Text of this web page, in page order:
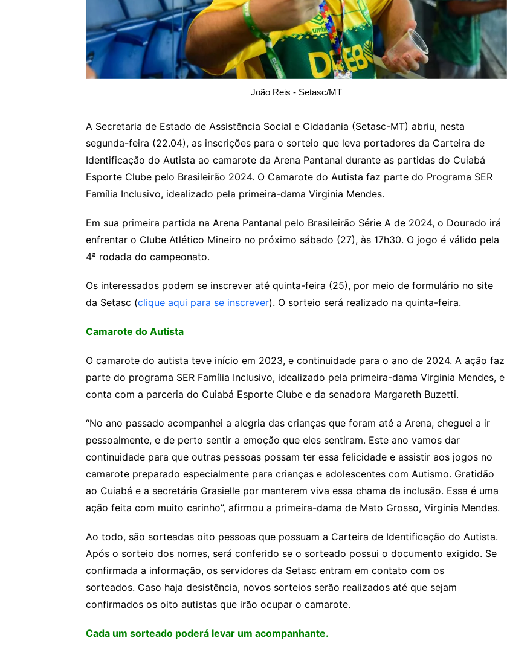
João Reis - Setasc/MT
A Secretaria de Estado de Assistência Social e Cidadania (Setasc-MT) abriu, nesta
segunda-feira (22.04), as inscrições para o sorteio que leva portadores da Carteira de
Identificação do Autista ao camarote da Arena Pantanal durante as partidas do Cuiabá
Esporte Clube pelo Brasileirão 2024. O Camarote do Autista faz parte do Programa SER
Família Inclusivo, idealizado pela primeira-dama Virginia Mendes.
Em sua primeira partida na Arena Pantanal pelo Brasileirão Série A de 2024, o Dourado irá
enfrentar o Clube Atlético Mineiro no próximo sábado (27), às 17h30. O jogo é válido pela
4ª rodada do campeonato.
Os interessados podem se inscrever até quinta-feira (25), por meio de formulário no site
da Setasc (clique aqui para se inscrever). O sorteio será realizado na quinta-feira.
Camarote do Autista
O camarote do autista teve início em 2023, e continuidade para o ano de 2024. A ação faz
parte do programa SER Família Inclusivo, idealizado pela primeira-dama Virginia Mendes, e
conta com a parceria do Cuiabá Esporte Clube e da senadora Margareth Buzetti.
“No ano passado acompanhei a alegria das crianças que foram até a Arena, cheguei a ir
pessoalmente, e de perto sentir a emoção que eles sentiram. Este ano vamos dar
continuidade para que outras pessoas possam ter essa felicidade e assistir aos jogos no
camarote preparado especialmente para crianças e adolescentes com Autismo. Gratidão
ao Cuiabá e a secretária Grasielle por manterem viva essa chama da inclusão. Essa é uma
ação feita com muito carinho”, afirmou a primeira-dama de Mato Grosso, Virginia Mendes.
Ao todo, são sorteadas oito pessoas que possuam a Carteira de Identificação do Autista.
Após o sorteio dos nomes, será conferido se o sorteado possui o documento exigido. Se
confirmada a informação, os servidores da Setasc entram em contato com os
sorteados. Caso haja desistência, novos sorteios serão realizados até que sejam
confirmados os oito autistas que irão ocupar o camarote.
Cada um sorteado poderá levar um acompanhante.